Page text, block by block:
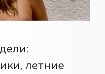
летние